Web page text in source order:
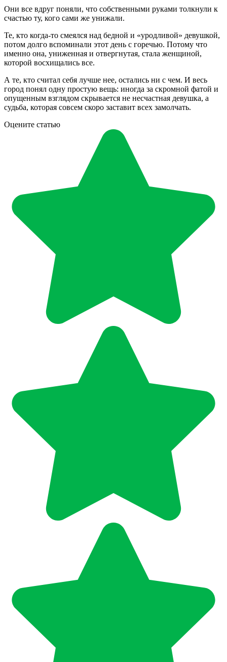
Они все вдруг поняли, что собственными руками толкнули к
счастью ту, кого сами же унижали.
Те, кто когда-то смеялся над бедной и «уродливой» девушкой,
потом долго вспоминали этот день с горечью. Потому что
именно она, униженная и отвергнутая, стала женщиной,
которой восхищались все.
А те, кто считал себя лучше нее, остались ни с чем. И весь
город понял одну простую вещь: иногда за скромной фатой и
опущенным взглядом скрывается не несчастная девушка, а
судьба, которая совсем скоро заставит всех замолчать.
Оцените статью